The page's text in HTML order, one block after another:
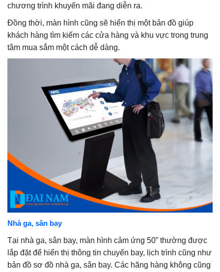
chương trình khuyến mãi đang diễn ra.
Đồng thời, màn hình cũng sẽ hiển thị một bản đồ giúp
khách hàng tìm kiếm các cửa hàng và khu vực trong trung
tâm mua sắm một cách dễ dàng.
Nhà ga, sân bay
Tại nhà ga, sân bay, màn hình cảm ứng 50” thường được
lắp đặt để hiển thị thông tin chuyến bay, lịch trình cũng như
bản đồ sơ đồ nhà ga, sân bay. Các hãng hàng không cũng